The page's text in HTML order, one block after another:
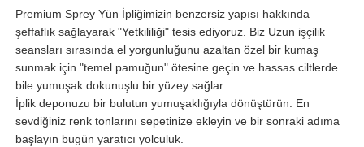
Premium Sprey Yün İpliğimizin benzersiz yapısı hakkında
şeffaflık sağlayarak "Yetkililiği" tesis ediyoruz. Biz Uzun işçilik
seansları sırasında el yorgunluğunu azaltan özel bir kumaş
sunmak için "temel pamuğun" ötesine geçin ve hassas ciltlerde
bile yumuşak dokunuşlu bir yüzey sağlar.
İplik deponuzu bir bulutun yumuşaklığıyla dönüştürün. En
sevdiğiniz renk tonlarını sepetinize ekleyin ve bir sonraki adıma
başlayın bugün yaratıcı yolculuk.